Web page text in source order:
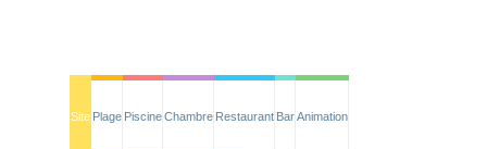
Site Plage PiscineChambre Restaurant BarAnimation